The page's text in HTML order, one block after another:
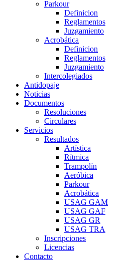
Parkour
Definicion
Reglamentos
Juzgamiento
Acrobática
Definicion
Reglamentos
Juzgamiento
Intercolegiados
Antidopaje
Noticias
Documentos
Resoluciones
Circulares
Servicios
Resultados
Artística
Rítmica
Trampolín
Aeróbica
Parkour
Acrobática
USAG GAM
USAG GAF
USAG GR
USAG TRA
Inscripciones
Licencias
Contacto